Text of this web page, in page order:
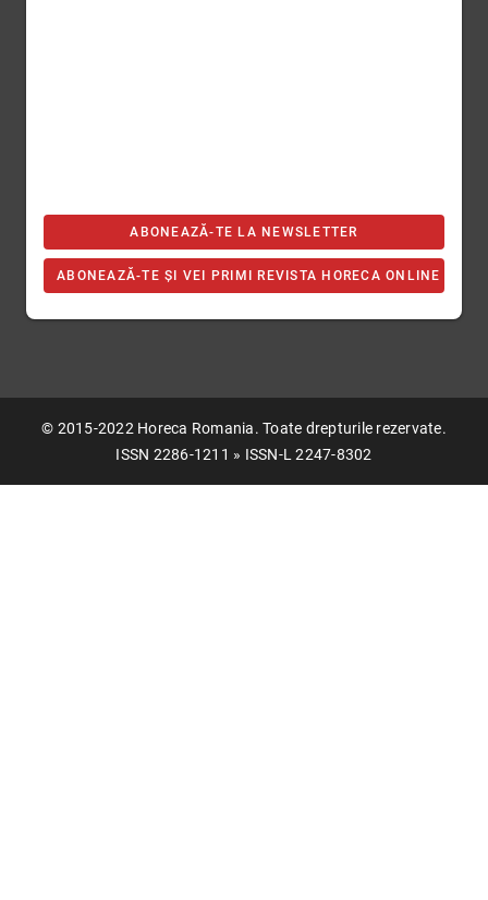
ABONEAZĂ-TE LA NEWSLETTER
ABONEAZĂ-TE ȘI VEI PRIMI REVISTA HORECA ONLINE
© 2015-2022 Horeca Romania. Toate drepturile rezervate.
ISSN 2286-1211 » ISSN-L 2247-8302